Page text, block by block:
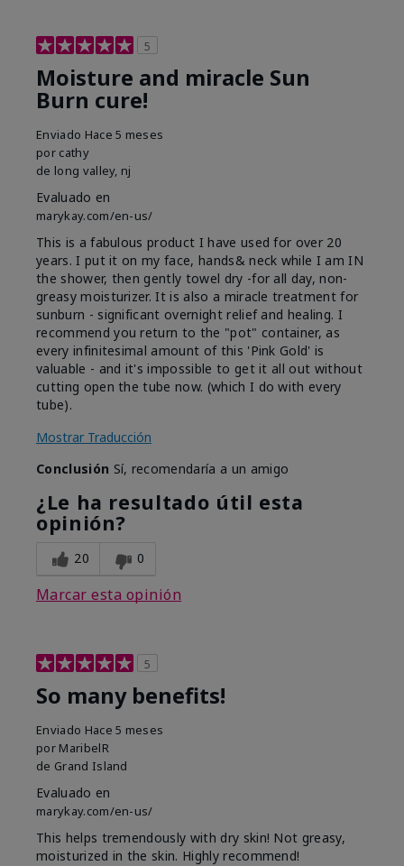
5
Moisture and miracle Sun
Burn cure!
Enviado Hace 5 meses
por cathy
de long valley, nj
Evaluado en
marykay.com/en-us/
This is a fabulous product I have used for over 20
years. I put it on my face, hands& neck while I am IN
the shower, then gently towel dry -for all day, non-
greasy moisturizer. It is also a miracle treatment for
sunburn - significant overnight relief and healing. I
recommend you return to the "pot" container, as
every infinitesimal amount of this 'Pink Gold' is
valuable - and it's impossible to get it all out without
cutting open the tube now. (which I do with every
tube).
Mostrar Traducción
Conclusión Sí, recomendaría a un amigo
¿Le ha resultado útil esta
opinión?
20 0
Marcar esta opinión
5
So many benefits!
Enviado Hace 5 meses
por MaribelR
de Grand Island
Evaluado en
marykay.com/en-us/
This helps tremendously with dry skin! Not greasy,
moisturized in the skin. Highly recommend!